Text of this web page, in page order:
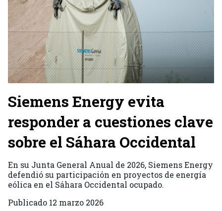
Siemens Energy evita
responder a cuestiones clave
sobre el Sáhara Occidental
En su Junta General Anual de 2026, Siemens Energy
defendió su participación en proyectos de energía
eólica en el Sáhara Occidental ocupado.
Publicado 12 marzo 2026